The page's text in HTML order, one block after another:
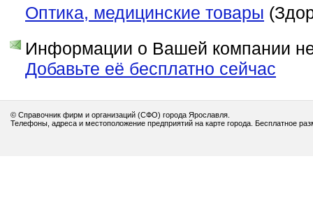
Оптика, медицинские товары
Информации о Вашей компании
Добавьте её бесплатно сейчас
© Справочник фирм и организаций (СФО) города Ярославля.
Телефоны, адреса и местоположение предприятий на карте города. Бесплатное